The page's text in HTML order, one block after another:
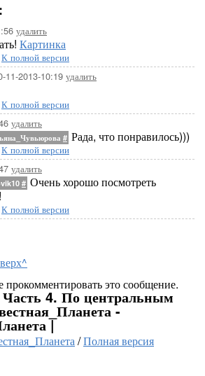
удалить
Картинка
К полной версии
11-2013-10:19 удалить
К полной версии
удалить
# Рада, что понравилось)))
К полной версии
удалить
# Очень хорошо посмотреть
К полной версии
это сообщение.
4. По центральным
-
|
/Полная версия